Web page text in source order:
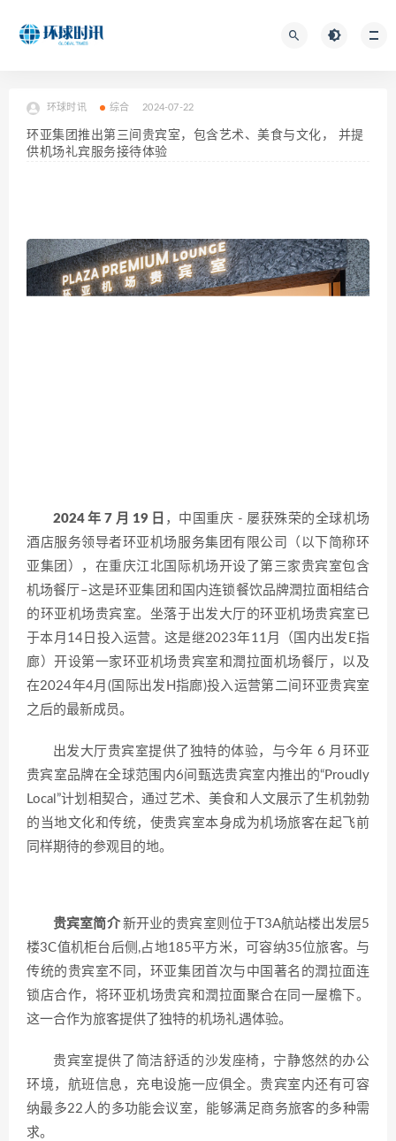
环球时讯 综合 2024-07-22
环亚集团推出第三间贵宾室，包含艺术、美食与文化， 并提
供机场礼宾服务接待体验
2024年 7 月 19 日 ，中国重庆 - 屡获殊荣的全球机场
酒店服务领导者环亚机场服务集团有限公司（以下简称环
亚集团），在重庆江北国际机场开设了第三家贵宾室包含
机场餐厅–这是环亚集团和国内连锁餐饮品牌潤拉面相结合
的环亚机场贵宾室。坐落于出发大厅的环亚机场贵宾室已
于本月14日投入运营。这是继2023年11月（国内出发E指
廊）开设第一家环亚机场贵宾室和潤拉面机场餐厅，以及
在2024年4月(国际出发H指廊)投入运营第二间环亚贵宾室
之后的最新成员。
出发大厅贵宾室提供了独特的体验，与今年 6 月环亚
贵宾室品牌在全球范围内6间甄选贵宾室内推出的“Proudly
Local”计划相契合，通过艺术、美食和人文展示了生机勃勃
的当地文化和传统，使贵宾室本身成为机场旅客在起飞前
同样期待的参观目的地。
贵宾室简介新开业的贵宾室则位于T3A航站楼出发层5
楼3C值机柜台后侧,占地185平方米，可容纳35位旅客。与
传统的贵宾室不同，环亚集团首次与中国著名的潤拉面连
锁店合作，将环亚机场贵宾和潤拉面聚合在同一屋檐下。
这一合作为旅客提供了独特的机场礼遇体验。
贵宾室提供了简洁舒适的沙发座椅，宁静悠然的办公
环境，航班信息，充电设施一应俱全。贵宾室内还有可容
纳最多22人的多功能会议室，能够满足商务旅客的多种需
求。